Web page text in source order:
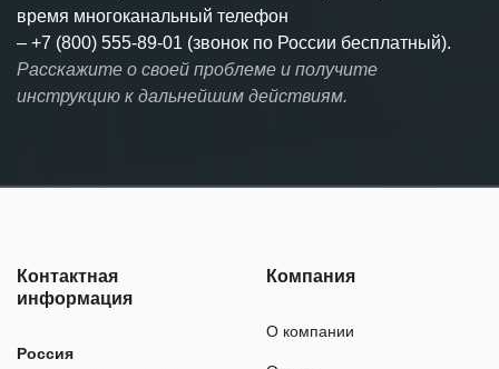
время многоканальный телефон
– +7 (800) 555-89-01 (звонок по России бесплатный).
Расскажите о своей проблеме и получите
инструкцию к дальнейшим действиям.
Контактная
информация
Россия
Компания
О компании